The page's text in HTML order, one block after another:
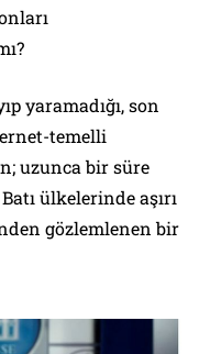
yaramadığı, son
temelli
uzunca bir süre
ülkelerinde aşırı
gözlemlenen bir